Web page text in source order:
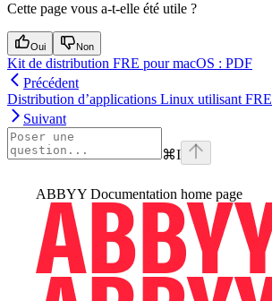
Cette page vous a-t-elle été utile ?
Oui Non
Kit de distribution FRE pour macOS : PDF
Précédent
Distribution d’applications Linux utilisant FRE
Suivant
⌘I
ABBYY Documentation home page